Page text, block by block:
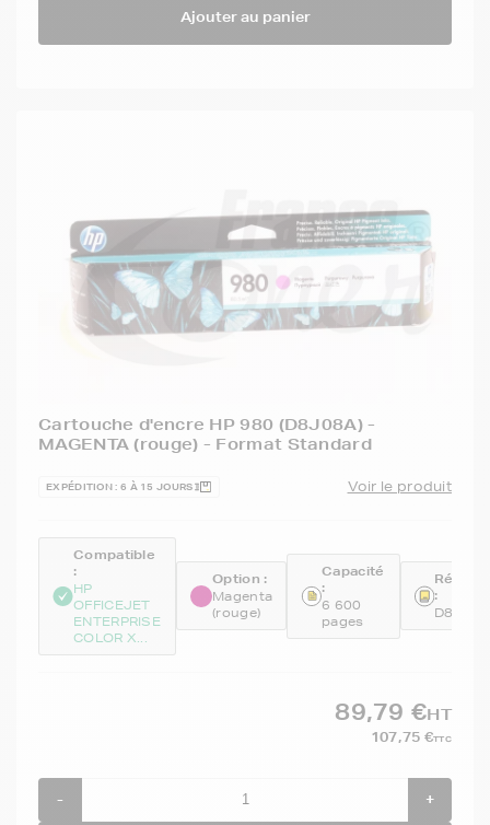
Ajouter au panier
Cartouche d'encre HP 980 (D8J08A) -
MAGENTA (rouge) - Format Standard
EXPÉDITION : 6 À 15 JOURS Voir le produit
Compatible
:
HP
OFFICEJET
ENTERPRISE
COLOR X...
Option :
Magenta
(rouge)
Capacité
:
6 600
pages
:
D8J08A
89,79 €HT
107,75 €TTC
- +